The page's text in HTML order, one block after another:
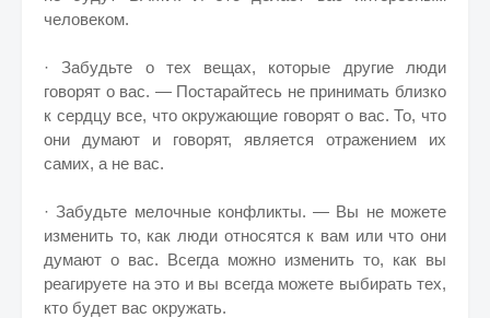
человеком.
· Забудьте о тех вещах, которые другие люди
говорят о вас. — Постарайтесь не принимать близко
к сердцу все, что окружающие говорят о вас. То, что
они думают и говорят, является отражением их
самих, а не вас.
· Забудьте мелочные конфликты. — Вы не можете
изменить то, как люди относятся к вам или что они
думают о вас. Всегда можно изменить то, как вы
реагируете на это и вы всегда можете выбирать тех,
кто будет вас окружать.